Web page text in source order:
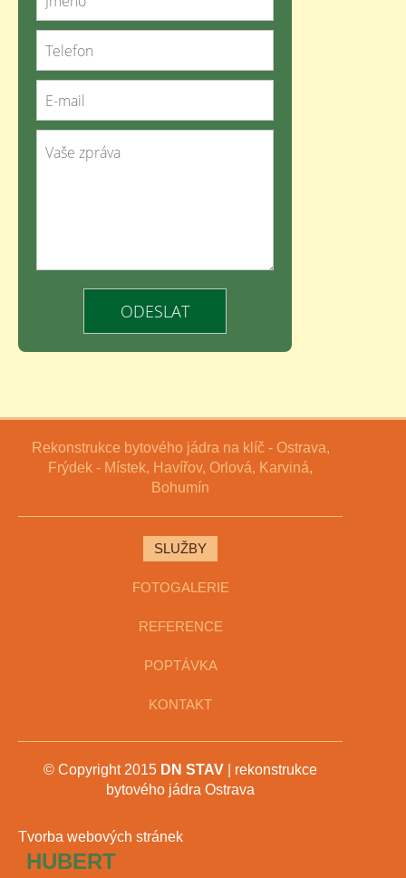
Rekonstrukce bytového jádra na klíč - Ostrava,
Frýdek - Místek, Havířov, Orlová, Karviná,
Bohumín
SLUŽBY
FOTOGALERIE
REFERENCE
POPTÁVKA
KONTAKT
© Copyright 2015 DN STAV | rekonstrukce
bytového jádra Ostrava
Tvorba webových stránek
HUBERT